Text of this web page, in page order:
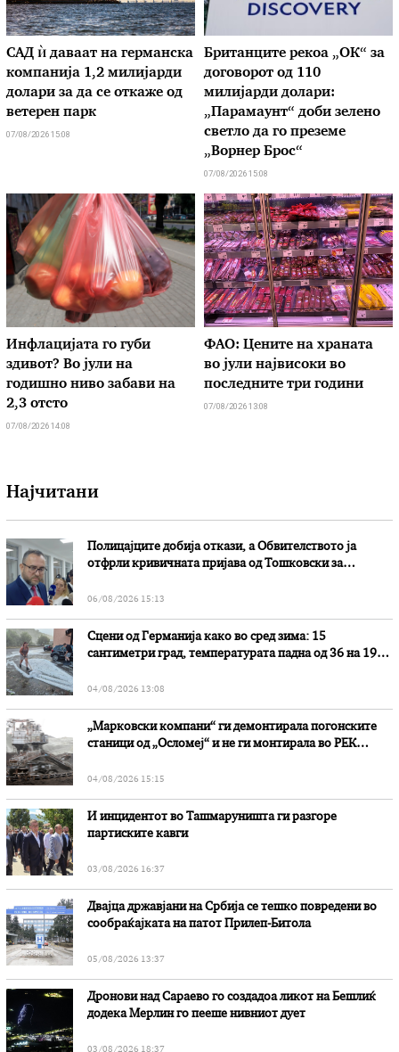
САД ѝ даваат на германска
компанија 1,2 милијарди
долари за да се откаже од
ветерен парк
07/08/2026 15:08
Британците рекоа „ОК“ за
договорот од 110
милијарди долари:
„Парамаунт“ доби зелено
светло да го преземе
„Ворнер Брос“
07/08/2026 15:08
Инфлацијата го губи
здивот? Во јули на
годишно ниво забави на
2,3 отсто
07/08/2026 14:08
ФАО: Цените на храната
во јули највисоки во
последните три години
07/08/2026 13:08
Најчитани
Полицајците добија откази, а Обвителството ја
отфрли кривичната пријава од Тошковски за
06/08/2026 15:13
Сцени од Германија како во сред зима: 15
сантиметри град, температурата падна од 36 на 19
04/08/2026 13:08
„Марковски компани“ ги демонтирала погонските
станици од „Осломеј“ и не ги монтирала во РЕК
04/08/2026 15:15
И инцидентот во Ташмаруништa ги разгоре
партиските кавги
03/08/2026 16:37
Двајца државјани на Србија се тешко повредени во
сообраќајката на патот Прилеп-Битола
05/08/2026 13:37
Дронови над Сараево го создадоа ликот на Бешлиќ
додека Мерлин го пееше нивниот дует
03/08/2026 18:37